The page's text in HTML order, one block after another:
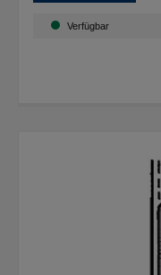
Verfügbar